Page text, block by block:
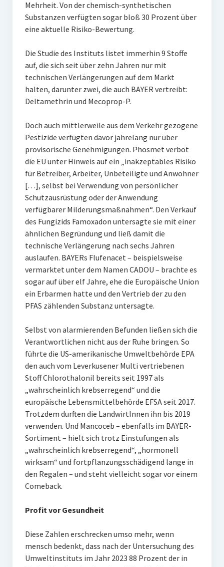
Mehrheit. Von der chemisch-synthetischen
Substanzen verfügten sogar bloß 30 Prozent über
eine aktuelle Risiko-Bewertung.
Die Studie des Instituts listet immerhin 9 Stoffe
auf, die sich seit über zehn Jahren nur mit
technischen Verlängerungen auf dem Markt
halten, darunter zwei, die auch BAYER vertreibt:
Deltamethrin und Mecoprop-P.
Doch auch mittlerweile aus dem Verkehr gezogene
Pestizide verfügten davor jahrelang nur über
provisorische Genehmigungen. Phosmet verbot
die EU unter Hinweis auf ein „inakzeptables Risiko
für Betreiber, Arbeiter, Unbeteiligte und Anwohner
[…], selbst bei Verwendung von persönlicher
Schutzausrüstung oder der Anwendung
verfügbarer Milderungsmaßnahmen“. Den Verkauf
des Fungizids Famoxadon untersagte sie mit einer
ähnlichen Begründung und ließ damit die
technische Verlängerung nach sechs Jahren
auslaufen. BAYERs Flufenacet – beispielsweise
vermarktet unter dem Namen CADOU – brachte es
sogar auf über elf Jahre, ehe die Europäische Union
ein Erbarmen hatte und den Vertrieb der zu den
PFAS zählenden Substanz untersagte.
Selbst von alarmierenden Befunden ließen sich die
Verantwortlichen nicht aus der Ruhe bringen. So
führte die US-amerikanische Umweltbehörde EPA
den auch vom Leverkusener Multi vertriebenen
Stoff Chlorothalonil bereits seit 1997 als
„wahrscheinlich krebserregend“ und die
europäische Lebensmittelbehörde EFSA seit 2017.
Trotzdem durften die LandwirtInnen ihn bis 2019
verwenden. Und Mancoceb – ebenfalls im BAYER-
Sortiment – hielt sich trotz Einstufungen als
„wahrscheinlich krebserregend“, „hormonell
wirksam“ und fortpflanzungsschädigend lange in
den Regalen – und steht vielleicht sogar vor einem
Comeback.
Profit vor Gesundheit
Diese Zahlen erschrecken umso mehr, wenn
mensch bedenkt, dass nach der Untersuchung des
Umweltinstituts im Jahr 2023 88 Prozent der in